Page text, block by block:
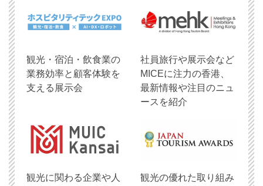
観光・宿泊・飲食業の
業務効率と顧客体験を
支える展示会
社員旅行や展示会など
MICEに注力の香港、
最新情報や注目のニュ
ースを紹介
観光に関わる企業や人
観光の優れた取り組み